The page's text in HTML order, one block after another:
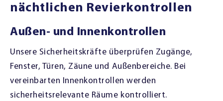
nächtlichen Revierkontrollen
Außen- und Innenkontrollen
Unsere Sicherheitskräfte überprüfen Zugänge,
Fenster, Türen, Zäune und Außenbereiche. Bei
vereinbarten Innenkontrollen werden
sicherheitsrelevante Räume kontrolliert.